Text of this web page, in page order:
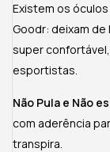
Existem os
Goodr: deixam
super
esportistas.
Não Pula e Não
com aderência
transpira.